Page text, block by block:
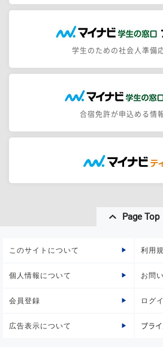
学生のための社会人準備
合宿免許が申込める情
Page Top
このサイトについて 利用
個人情報について お問
会員登録 ログ
広告表示について プラ